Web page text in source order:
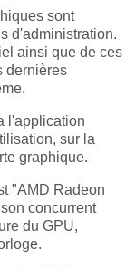
sont
d'administration.
ainsi que de ces
dernières
l'application
sur la
graphique.
"AMD Radeon
concurrent
du GPU,